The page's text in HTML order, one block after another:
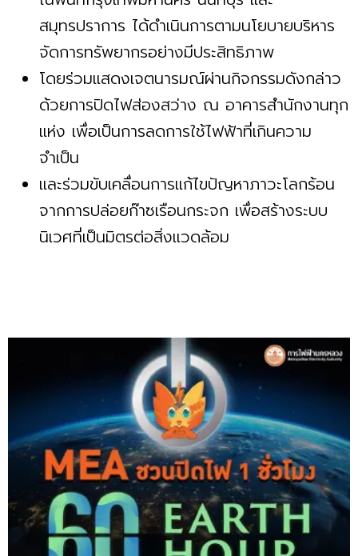
สมุทรปราการ ได้ดำเนินการตามนโยบายบริหาร
จัดการทรัพยากรอย่างมีประสิทธิภาพ
โดยร่วมแสดงเจตนารมณ์ผ่านกิจกรรมดังกล่าว
ด้วยการปิดไฟส่องสว่าง ณ อาคารสำนักงานทุก
แห่ง เพื่อเป็นการลดการใช้ไฟฟ้าที่เกินความ
จำเป็น
และร่วมขับเคลื่อนการแก้ไขปัญหาภาวะโลกร้อน
จากการปล่อยก๊าซเรือนกระจก เพื่อสร้างระบบ
นิเวศที่เป็นมิตรต่อสิ่งแวดล้อม